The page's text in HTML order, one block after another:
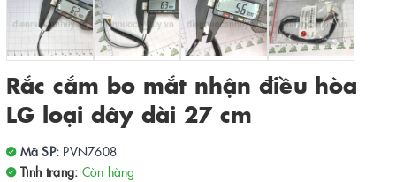
Rắc cắm bo mắt nhận điều hòa
LG loại dây dài 27 cm
Mã SP: PVN7608
Tình trạng: Còn hàng